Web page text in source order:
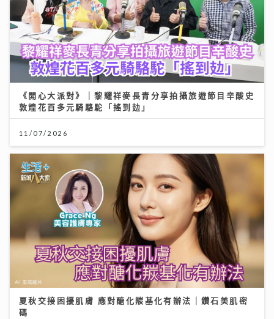
《開心大派對》｜黎耀祥麥長青分享拍攝旅遊節目辛酸史
敦煌花百多元騎駱駝「搖到攰」
11/07/2026
夏秋交接困擾肌膚 應對醣化羰基化有辦法｜鑽石美肌密
碼